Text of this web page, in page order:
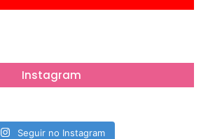
Instagram
Seguir no Instagram